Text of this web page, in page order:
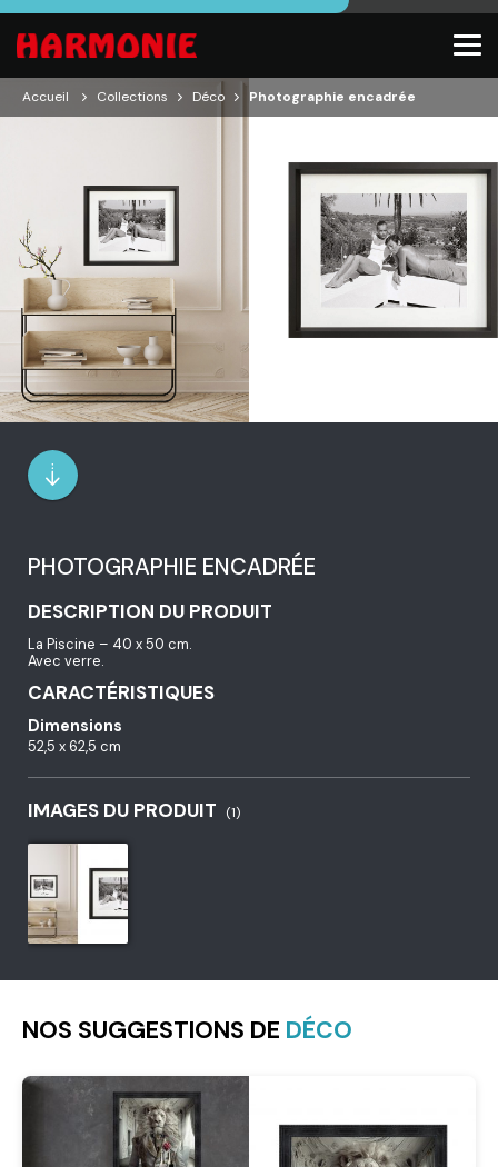
Accueil Collections Déco Photographie encadrée
PHOTOGRAPHIE ENCADRÉE
DESCRIPTION DU PRODUIT
La Piscine – 40 x 50 cm.
Avec verre.
CARACTÉRISTIQUES
Dimensions
52,5 x 62,5 cm
IMAGES DU PRODUIT (1)
NOS SUGGESTIONS DE DÉCO